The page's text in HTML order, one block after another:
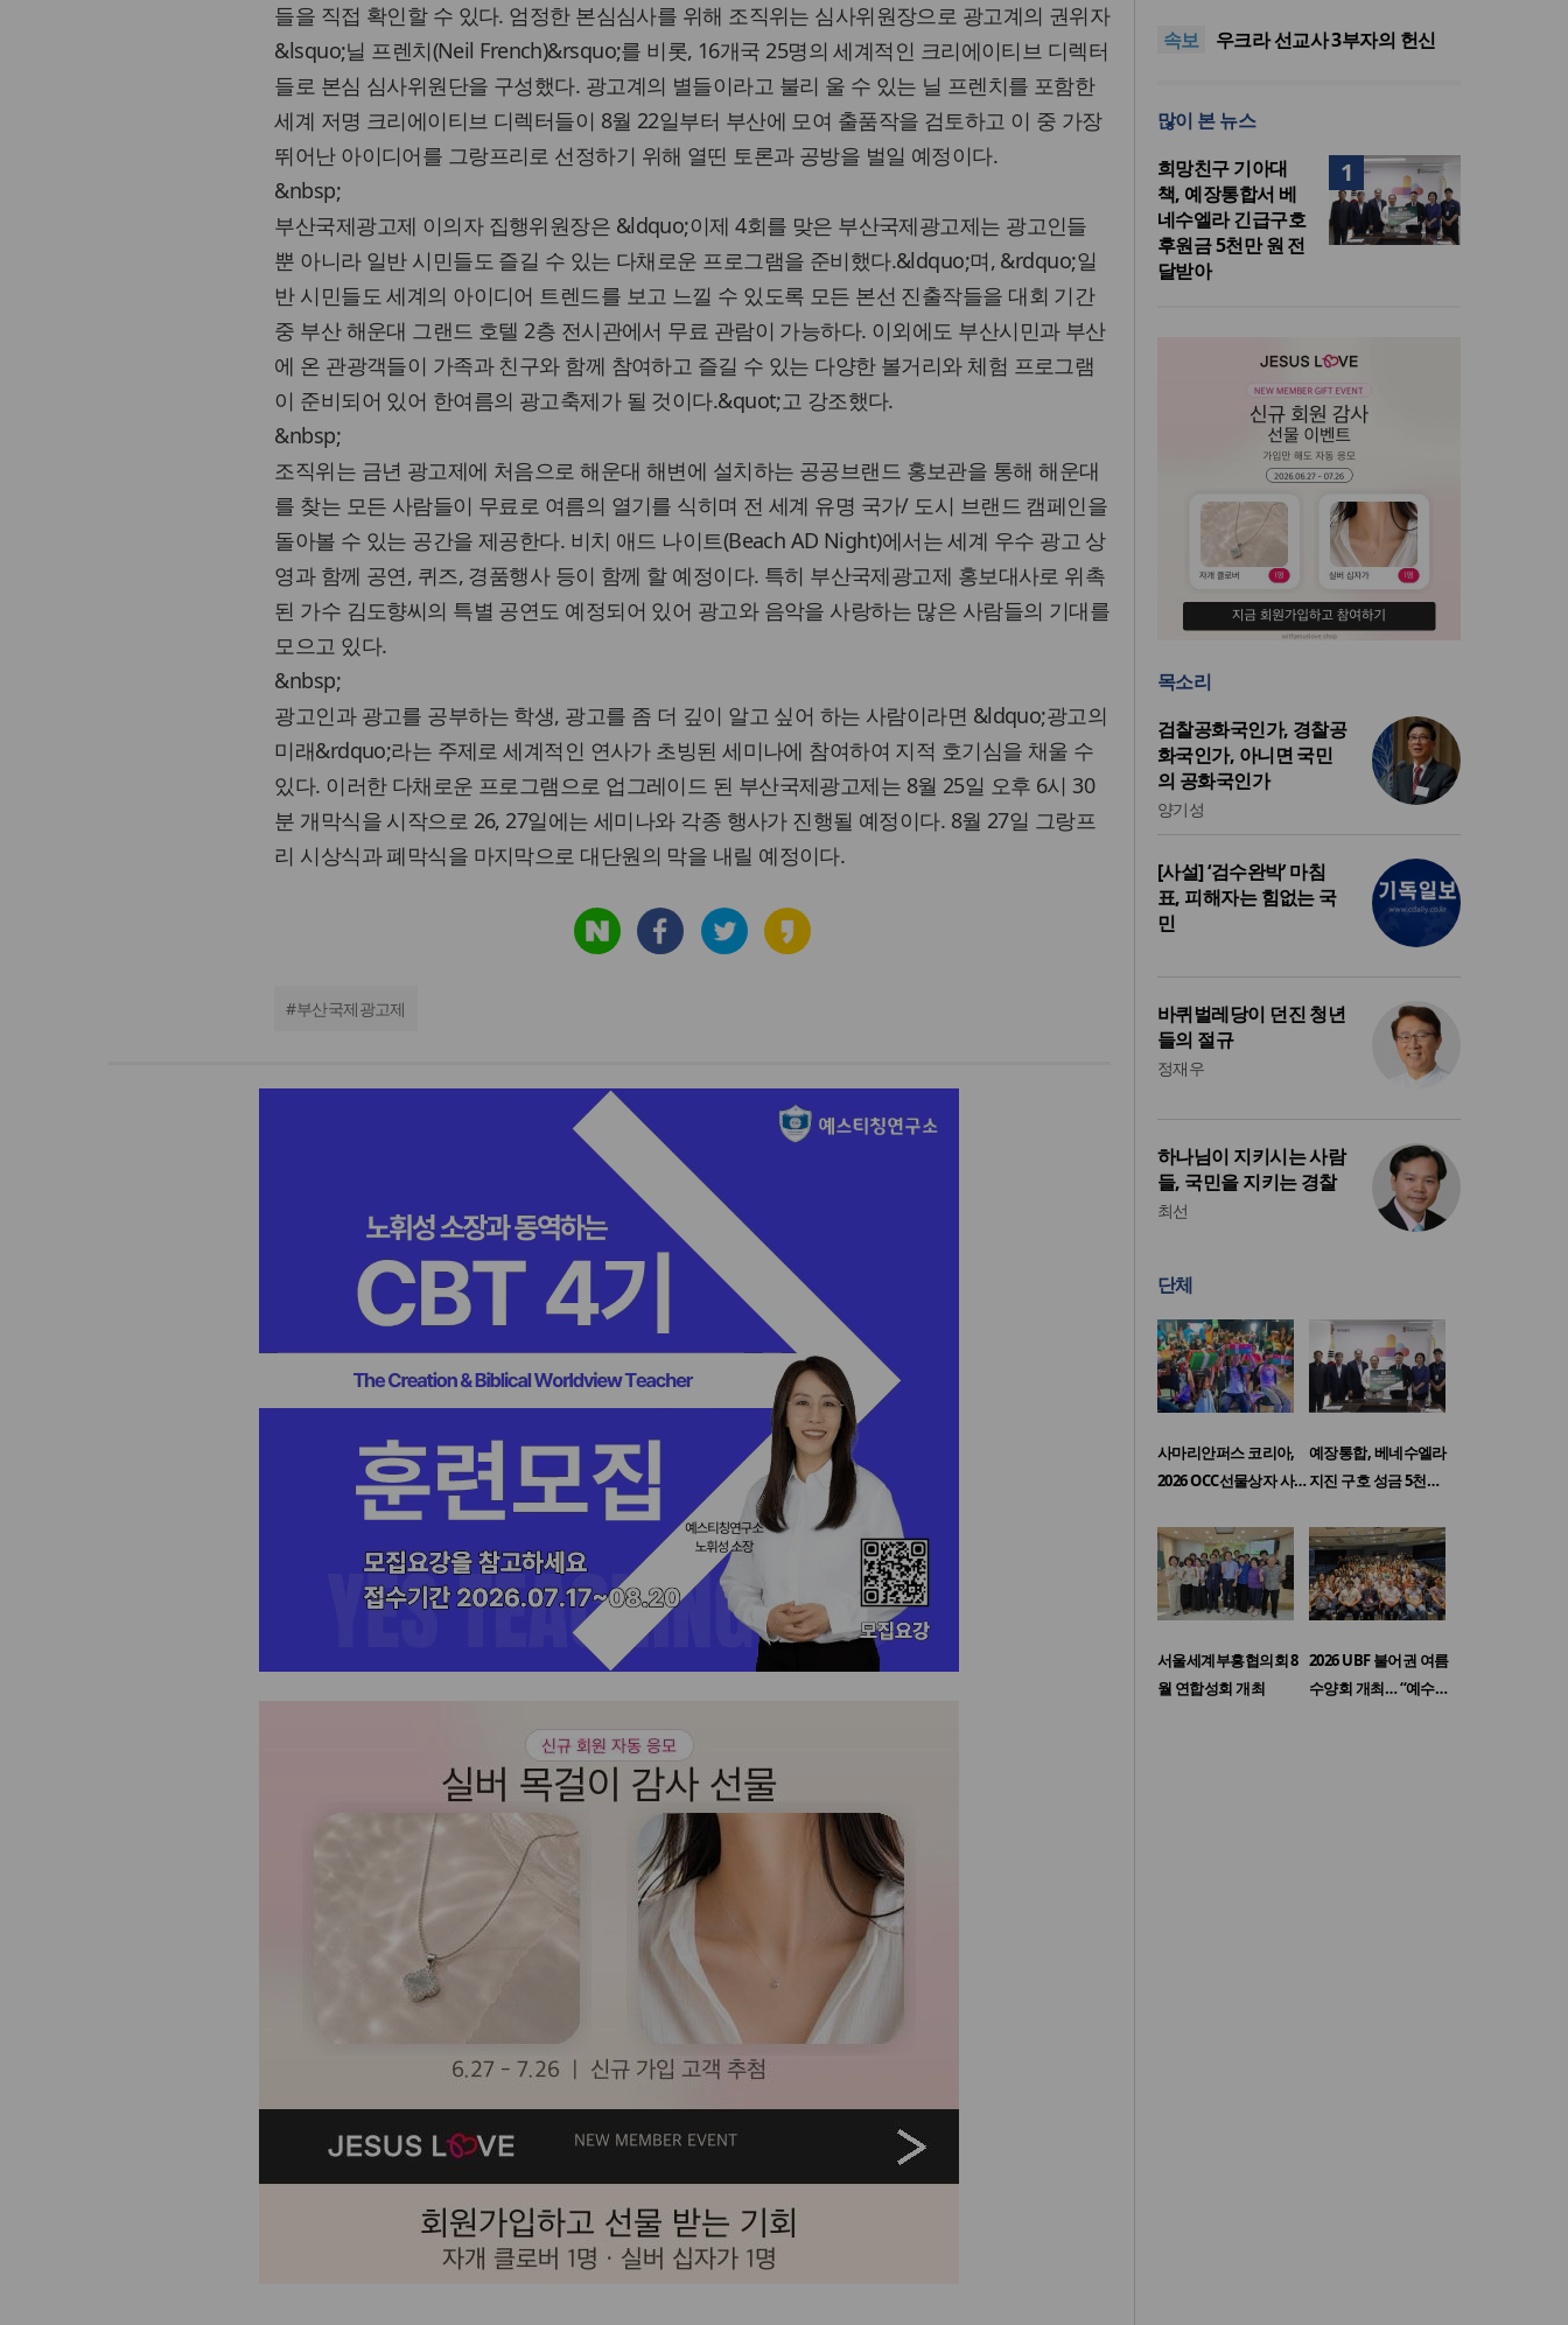
들을 직접 확인할 수 있다. 엄정한 본심심사를 위해 조직위는 심사위원장으로 광고계의 권위자
&lsquo;닐 프렌치(Neil French)&rsquo;를 비롯, 16개국 25명의 세계적인 크리에이티브 디렉터
들로 본심 심사위원단을 구성했다. 광고계의 별들이라고 불리 울 수 있는 닐 프렌치를 포함한
세계 저명 크리에이티브 디렉터들이 8월 22일부터 부산에 모여 출품작을 검토하고 이 중 가장
뛰어난 아이디어를 그랑프리로 선정하기 위해 열띤 토론과 공방을 벌일 예정이다.
&nbsp;
부산국제광고제 이의자 집행위원장은 &ldquo;이제 4회를 맞은 부산국제광고제는 광고인들
뿐 아니라 일반 시민들도 즐길 수 있는 다채로운 프로그램을 준비했다.&ldquo;며, &rdquo;일
반 시민들도 세계의 아이디어 트렌드를 보고 느낄 수 있도록 모든 본선 진출작들을 대회 기간
중 부산 해운대 그랜드 호텔 2층 전시관에서 무료 관람이 가능하다. 이외에도 부산시민과 부산
에 온 관광객들이 가족과 친구와 함께 참여하고 즐길 수 있는 다양한 볼거리와 체험 프로그램
이 준비되어 있어 한여름의 광고축제가 될 것이다.&quot;고 강조했다.
&nbsp;
조직위는 금년 광고제에 처음으로 해운대 해변에 설치하는 공공브랜드 홍보관을 통해 해운대
를 찾는 모든 사람들이 무료로 여름의 열기를 식히며 전 세계 유명 국가/ 도시 브랜드 캠페인을
돌아볼 수 있는 공간을 제공한다. 비치 애드 나이트(Beach AD Night)에서는 세계 우수 광고 상
영과 함께 공연, 퀴즈, 경품행사 등이 함께 할 예정이다. 특히 부산국제광고제 홍보대사로 위촉
된 가수 김도향씨의 특별 공연도 예정되어 있어 광고와 음악을 사랑하는 많은 사람들의 기대를
모으고 있다.
&nbsp;
광고인과 광고를 공부하는 학생, 광고를 좀 더 깊이 알고 싶어 하는 사람이라면 &ldquo;광고의
미래&rdquo;라는 주제로 세계적인 연사가 초빙된 세미나에 참여하여 지적 호기심을 채울 수
있다. 이러한 다채로운 프로그램으로 업그레이드 된 부산국제광고제는 8월 25일 오후 6시 30
분 개막식을 시작으로 26, 27일에는 세미나와 각종 행사가 진행될 예정이다. 8월 27일 그랑프
리 시상식과 폐막식을 마지막으로 대단원의 막을 내릴 예정이다.
#부산국제광고제
속보
인… 장기 개발 기반 확보
한인 목회자 석방돼
우크라 선교사 3부자의 헌신
지법 시행… 기독교계 강력 반
올리벳대학교, 120만 평 리버사
이드 대학 캠퍼스 영구 사용 승
인… 장기 개발 기반 확보
많이 본 뉴스
1
희망친구 기아대
책, 예장통합서 베
네수엘라 긴급구호
후원금 5천만 원 전
달받아
목소리
검찰공화국인가, 경찰공
화국인가, 아니면 국민
의 공화국인가
양기성
[사설] ‘검수완박’ 마침
표, 피해자는 힘없는 국
민
바퀴벌레당이 던진 청년
들의 절규
정재우
하나님이 지키시는 사람
들, 국민을 지키는 경찰
최선
단체
사마리안퍼스 코리아,
2026 OCC선물상자 사…
예장통합, 베네수엘라
지진 구호 성금 5천…
서울세계부흥협의회 8
월 연합성회 개최
2026 UBF 불어권 여름
수양회 개최… “예수…